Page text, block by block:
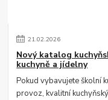
21.02.2026
Nový katalog
kuchyně a jídelny
Pokud vybavujete školní
provoz, kvalitní